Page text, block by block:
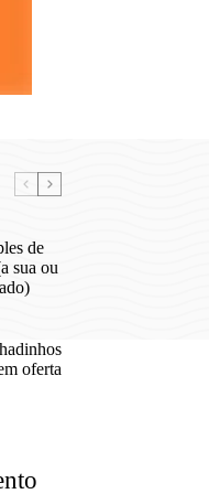
de
sua ou
oferta